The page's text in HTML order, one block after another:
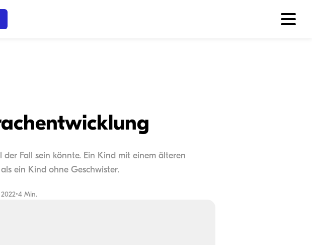
Fall sein könnte. Ein Kind mit einem älteren
ein Kind ohne Geschwister.
•4 Min.